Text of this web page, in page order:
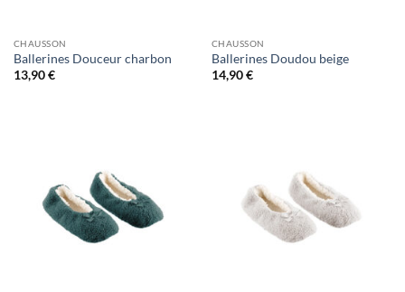
CHAUSSON
Ballerines Douceur charbon
13,90€
CHAUSSON
Ballerines Doudou beige
14,90€